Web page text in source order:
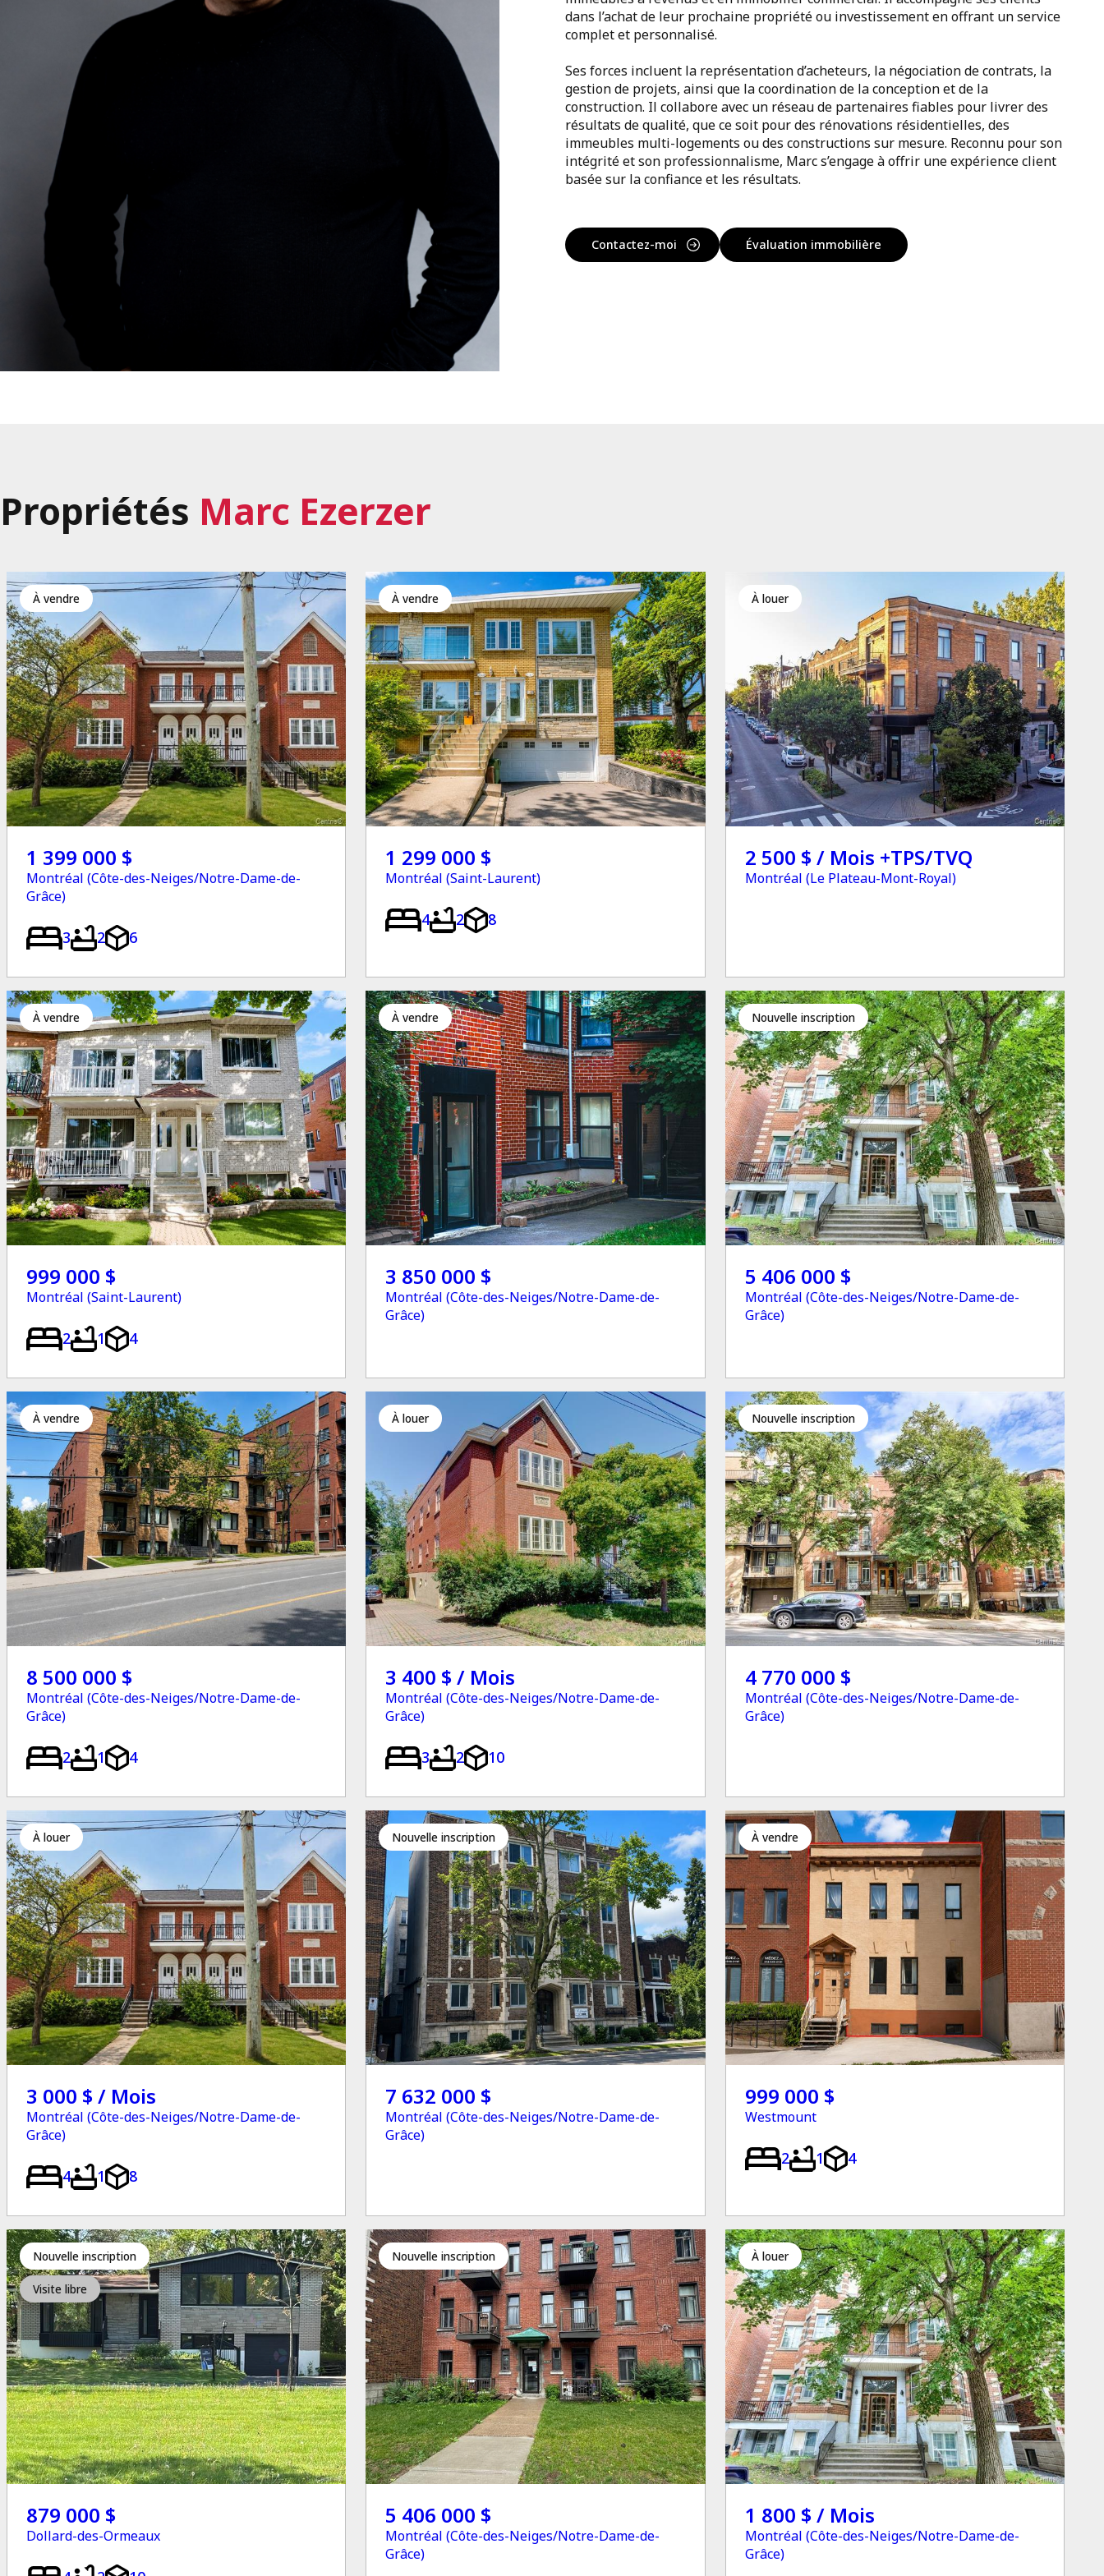
dans l’achat de leur prochaine propriété ou investissement en offrant un service
complet et personnalisé.
Ses forces incluent la représentation d’acheteurs, la négociation de contrats, la
gestion de projets, ainsi que la coordination de la conception et de la
construction. Il collabore avec un réseau de partenaires fiables pour livrer des
résultats de qualité, que ce soit pour des rénovations résidentielles, des
immeubles multi-logements ou des constructions sur mesure. Reconnu pour son
intégrité et son professionnalisme, Marc s’engage à offrir une expérience client
basée sur la confiance et les résultats.
Contactez-moi Évaluation immobilière
Propriétés Marc Ezerzer
à vendre
1 399 000 $
Montréal (Côte-des-Neiges/Notre-Dame-de-
Grâce)
3 2 6
à vendre
1 299 000 $
Montréal (Saint-Laurent)
4 2 8
à louer
2 500 $ / Mois +TPS/TVQ
Montréal (Le Plateau-Mont-Royal)
à vendre
999 000 $
Montréal (Saint-Laurent)
2 1 4
à vendre
3 850 000 $
Montréal (Côte-des-Neiges/Notre-Dame-de-
Grâce)
Nouvelle inscription
5 406 000 $
Montréal (Côte-des-Neiges/Notre-Dame-de-
Grâce)
à vendre
8 500 000 $
Montréal (Côte-des-Neiges/Notre-Dame-de-
Grâce)
2 1 4
à louer
3 400 $ / Mois
Montréal (Côte-des-Neiges/Notre-Dame-de-
Grâce)
3 2 10
Nouvelle inscription
4 770 000 $
Montréal (Côte-des-Neiges/Notre-Dame-de-
Grâce)
à louer
3 000 $ / Mois
Montréal (Côte-des-Neiges/Notre-Dame-de-
Grâce)
4 1 8
Nouvelle inscription
7 632 000 $
Montréal (Côte-des-Neiges/Notre-Dame-de-
Grâce)
à vendre
999 000 $
Westmount
2 1 4
Nouvelle inscription
Visite libre
879 000 $
Dollard-des-Ormeaux
Nouvelle inscription
5 406 000 $
Montréal (Côte-des-Neiges/Notre-Dame-de-
Grâce)
à louer
1 800 $ / Mois
Montréal (Côte-des-Neiges/Notre-Dame-de-
Grâce)